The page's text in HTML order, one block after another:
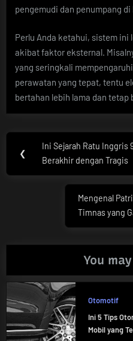
pengemudi dan penumpang di
Perlu Anda ketahui, sistem
akibat faktor eksternal.
yang seringkali
perawatan yang tepat, tentu
bertahan lebih lama dan tetap
Post
navigation
❮
Previous
Post:
Ini Sejarah Ratu Inggris
Berakhir dengan Tragis
Next
Post:
Mengenal
Timnas yang
You
Otomotif
Ini 5 Tips
Mobil yang